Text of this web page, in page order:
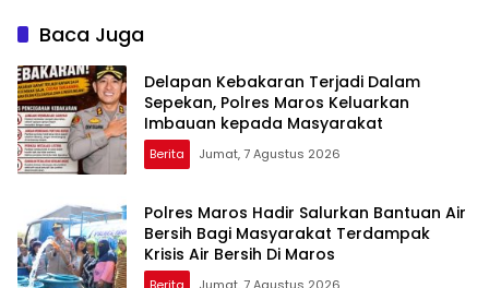
Baca Juga
Delapan Kebakaran Terjadi Dalam
Sepekan, Polres Maros Keluarkan
Imbauan kepada Masyarakat
Berita Jumat, 7 Agustus 2026
Polres Maros Hadir Salurkan Bantuan Air
Bersih Bagi Masyarakat Terdampak
Krisis Air Bersih Di Maros
Berita Jumat, 7 Agustus 2026